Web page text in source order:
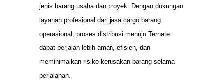
jenis barang usaha dan proyek. Dengan dukungan
layanan profesional dari jasa cargo barang
operasional, proses distribusi menuju Ternate
dapat berjalan lebih aman, efisien, dan
meminimalkan risiko kerusakan barang selama
perjalanan.